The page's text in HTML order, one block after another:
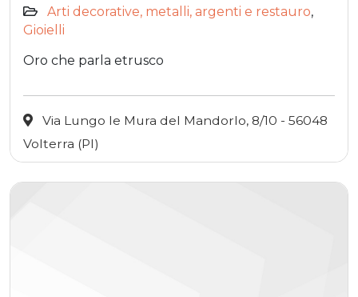
Arti decorative, metalli, argenti e restauro,
Gioielli
Oro che parla etrusco
Via Lungo le Mura del Mandorlo, 8/10 - 56048
Volterra (PI)